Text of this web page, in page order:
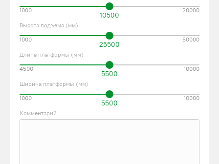
10500
1000 20000
Высота подъема (мм)
25500
1000 50000
Длина платформы (мм)
5500
4500 10000
Ширина платформы (мм)
5500
1000 10000
Комментарий